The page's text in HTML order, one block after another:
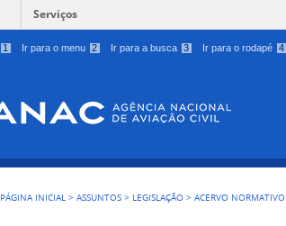
1 Ir para o menu 2 Ir para a busca 3 Ir para o rodapé 4
Serviços
PÁGINA INICIAL >ASSUNTOS > LEGISLAÇÃO >ACERVO NORMATIVO